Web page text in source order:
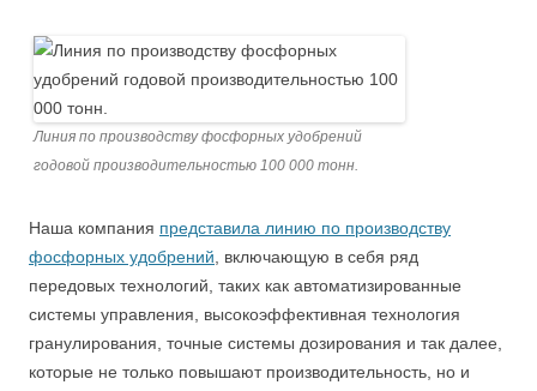
Линия по производству фосфорных удобрений
годовой производительностью 100 000 тонн.
Наша компания представила линию по производству
фосфорных удобрений , включающую в себя ряд
передовых технологий, таких как автоматизированные
системы управления, высокоэффективная технология
гранулирования, точные системы дозирования и так далее,
которые не только повышают производительность, но и